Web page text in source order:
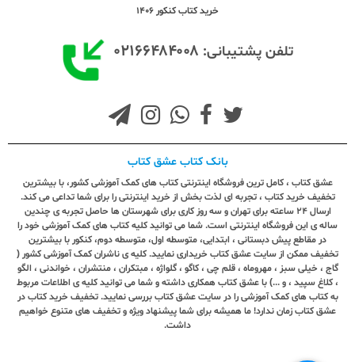
خرید کتاب کنکور 1406
تلفن پشتیبانی: ۰۲۱۶۶۴۸۴۰۰۸
بانک کتاب عشق کتاب
عشق کتاب ، کامل ترین فروشگاه اینترنتی کتاب های کمک آموزشی کشور، با بیشترین
تخفیف خرید کتاب ، تجربه ای لذت بخش از خرید اینترنتی را برای شما تداعی می کند.
ارسال ٢٤ ساعته برای تهران و سه روز کاری برای شهرستان ها حاصل تجربه ی چندین
ساله ی این فروشگاه اینترنتی است. شما می توانید کلیه کتاب های کمک آموزشی خود را
در مقاطع پیش دبستانی ، ابتدایی، متوسطه اول، متوسطه دوم، کنکور با بیشترین
تخفیف ممکن از سایت عشق کتاب خریداری نمایید. کلیه ی ناشران کمک آموزشی کشور (
گاج ، خیلی سبز ، مهروماه ، قلم چی ، کاگو ، گلواژه ، مبتکران ، منتشران ، خواندنی ، الگو
، کلاغ سپید ، و ...) با عشق کتاب همکاری داشته و شما می توانید کلیه ی اطلاعات مربوط
به کتاب های کمک آموزشی را در سایت عشق کتاب بررسی نمایید. تخفیف خرید کتاب در
عشق کتاب زمان ندارد! ما همیشه برای شما پیشنهاد ویژه و تخفیف های متنوع خواهیم
داشت.